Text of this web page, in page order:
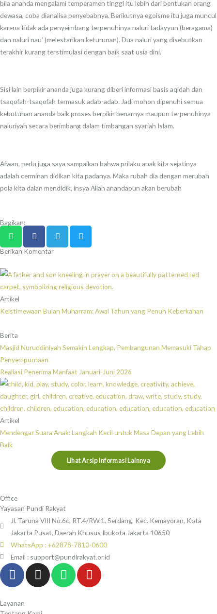
bila ananda mengalami temperamen tinggi itu lebih dari bentukan orang
dewasa, coba dianalisa penyebabnya. Berikutnya egoisme itu juga muncul
karena tidak ada penyeimbang terpenuhinya naluri tadayyun (beragama)
dan naluri nau’ (melestarikan keturunan). Dua naluri yang disebutkan
terakhir kurang terstimulasi dengan baik saat usia dini.
Sisi lain berpikir ananda juga kurang diberi informasi basis aqidah dan
tsaqofah-tsaqofah termasuk adab-adab. Jadi mohon dipenuhi semua
kebutuhan ananda baik proses berpikir benarnya maupun terpenuhinya
naluriyah secara berimbang dalam timbangan syariah Islam.
Afwan, perlu juga saya sampaikan bahwa prilaku anak kita sejatinya
adalah cerminan didikan kita padanya. Maka rubah dia dengan merubah
pola kita dalan mendidik, insya Allah anandapun akan berubah
Bagikan:
Berikan Komentar
Artikel
Keistimewaan Bulan Muharram: Awal Tahun yang Penuh Keberkahan
Berita
Masjid Nuruddiniyah Semakin Lengkap, Pembangunan Memasuki Tahap
Penyempurnaan
Realiasi Penerima Manfaat Januari-Juni 2026
Artikel
Mendengar Suara Anak: Langkah Kecil untuk Masa Depan yang Lebih
Baik
Lihat Arsip Informasi Lainnya
Office
Yayasan Pundi Rakyat
Jl. Taruna VIII No.6c, RT.4/RW.1, Serdang, Kec. Kemayoran, Kota
Jakarta Pusat, Daerah Khusus Ibukota Jakarta 10650
WhatsApp : +62878-7810-0600
Email : support@pundirakyat.or.id
F
a
e
I
n
W
h
Y
o
Layanan